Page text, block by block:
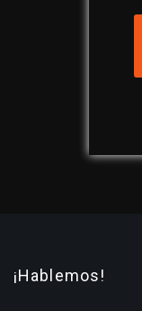
¡Hablemos!